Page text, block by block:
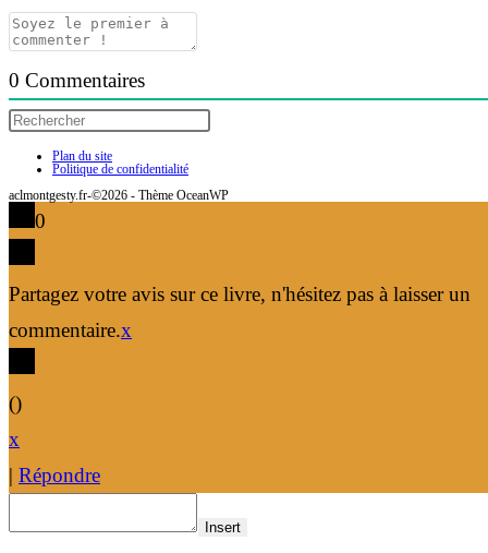
0 Commentaires
Plan du site
Politique de confidentialité
aclmontgesty.fr-©2026 - Thème OceanWP
0
Partagez votre avis sur ce livre, n'hésitez pas à laisser un
commentaire.x
()
x
| Répondre
Insert